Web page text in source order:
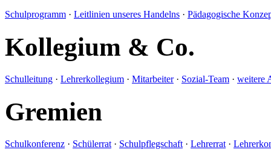
Schulprogramm · Leitlinien unseres Handelns · Pädagogische
Kollegium & Co.
Schulleitung · Lehrerkollegium · Mitarbeiter· Sozial-Team · weitere
Gremien
Schulkonferenz · Schülerrat · Schulpflegschaft · Lehrerrat ·